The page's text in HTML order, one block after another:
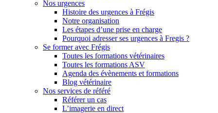
Nos urgences
Histoire des urgences à Frégis
Notre organisation
Les étapes d’une prise en charge
Pourquoi adresser ses urgences à Fregis ?
Se former avec Frégis
Toutes les formations vétérinaires
Toutes les formations ASV
Agenda des évènements et formations
Blog vétérinaire
Nos services de référé
Référer un cas
L’imagerie en direct